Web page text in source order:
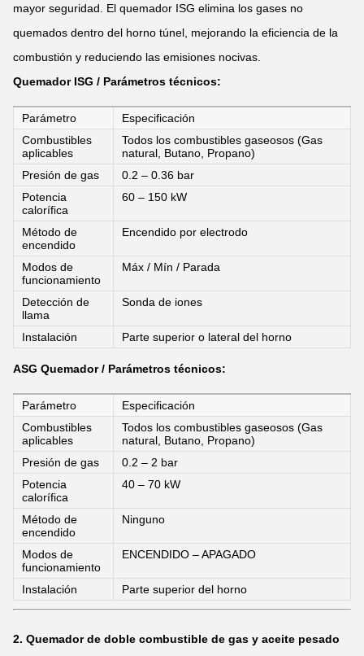
mayor seguridad. El quemador ISG elimina los gases no
quemados dentro del horno túnel, mejorando la eficiencia de la
combustión y reduciendo las emisiones nocivas.
Quemador ISG / Parámetros técnicos:
Parámetro
Especificación
Combustibles
aplicables
Todos los combustibles gaseosos (Gas
natural, Butano, Propano)
Presión de gas
0.2 – 0.36 bar
Potencia
calorífica
60 – 150 kW
Método de
encendido
Encendido por electrodo
Modos de
funcionamiento
Máx / Mín / Parada
Detección de
llama
Sonda de iones
Instalación Parte superior o lateral del horno
ASG Quemador / Parámetros técnicos:
Parámetro
Especificación
Combustibles
aplicables
Todos los combustibles gaseosos (Gas
natural, Butano, Propano)
Presión de gas
0.2 – 2 bar
Potencia
calorífica
40 – 70 kW
Método de
encendido
Ninguno
Modos de
funcionamiento
ENCENDIDO – APAGADO
Instalación Parte superior del horno
2. Quemador de doble combustible de gas y aceite pesado